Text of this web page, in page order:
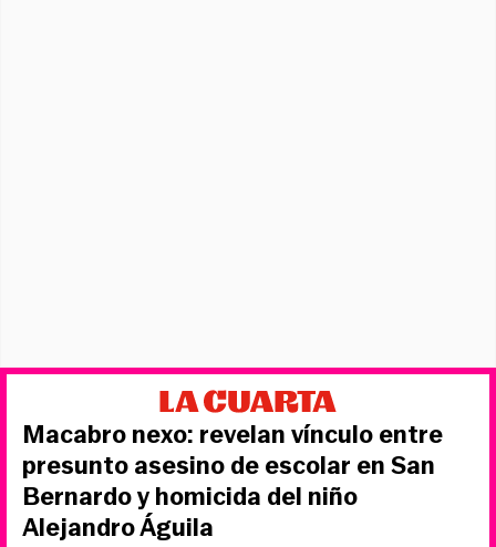
Macabro nexo: revelan vínculo entre
presunto asesino de escolar en San
Bernardo y homicida del niño
Alejandro Águila